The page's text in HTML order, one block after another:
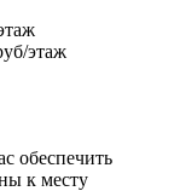
этаж
обеспечить
к месту